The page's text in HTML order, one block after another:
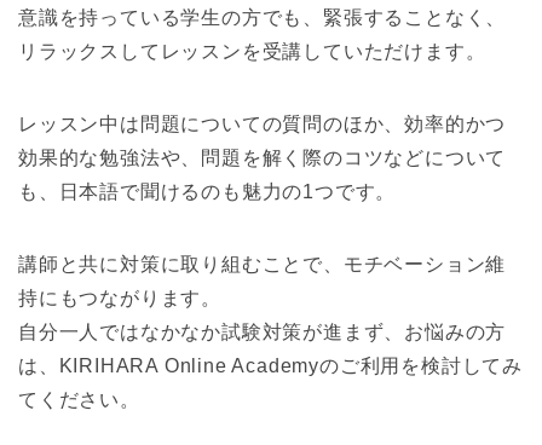
意識を持っている学生の方でも、緊張することなく、
リラックスしてレッスンを受講していただけます。
レッスン中は問題についての質問のほか、効率的かつ
効果的な勉強法や、問題を解く際のコツなどについて
も、日本語で聞けるのも魅力の1つです。
講師と共に対策に取り組むことで、モチベーション維
持にもつながります。
自分一人ではなかなか試験対策が進まず、お悩みの方
は、KIRIHARA Online Academyのご利用を検討してみ
てください。